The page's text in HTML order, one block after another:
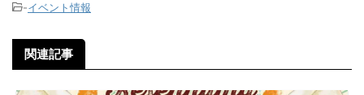
-イベント情報
関連記事